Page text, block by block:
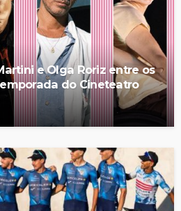
e Olga Roriz entre os
do Cineteatro